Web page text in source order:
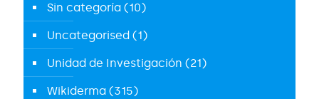
Sin categoría (10)
Uncategorised (1)
Unidad de Investigación (21)
Wikiderma (315)